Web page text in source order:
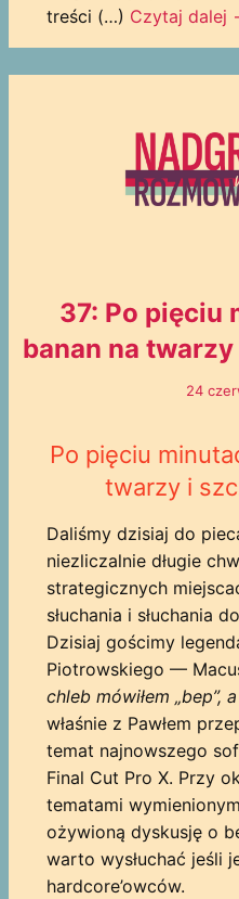
treści (…) Czytaj dalej
37: Po pięciu
banan na
24
Po pięciu
twarzy i
Daliśmy dzisiaj do
niezliczalnie długie
strategicznych
słuchania i słuchania
Dzisiaj gościmy
Piotrowskiego —
chleb mówiłem „bep”,
właśnie z Pawłem
temat najnowszego
Final Cut Pro X. Przy
tematami
ożywioną dyskusję o
warto wysłuchać jeśli
hardcore’owców.